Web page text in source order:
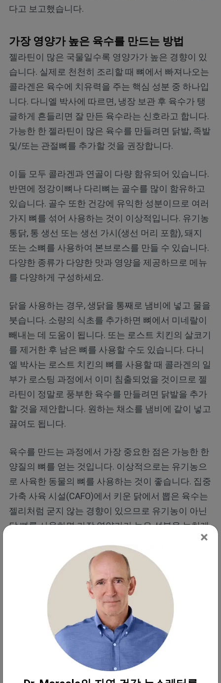
다고 보고했습니다.
가장 영양가 높은 육수를 만드는 방법
젤라틴이 많은 국물일수록 영양가가 높은 경향이 있
습니다. 실제로 천천히 조리할 때 뼈에서 빠져나오는
콜라겐은 육수에 치유력을 주는 핵심 성분 중 하나입
니다. 다니엘 박사에 따르면, 냉장 보관 후 육수가 탱
글하게 흔들리면 잘 만든 육수라는 신호라고 합니다.
가능한 한 젤라틴이 많은 육수를 만들려면 닭발, 족발
및/또는 관절뼈를 추가할 것을 권장합니다.
이들 모두 콜라겐과 연골이 다량 함유되어 있습니다.
반면에 정강이뼈나 다리뼈는 골수를 많이 함유하고
있습니다. 골수 또한 건강에 유익한 성분이므로 여러
가지 뼈를 섞어 사용하는 것이 이상적입니다. 유기농
통닭, 통 생선 또는 생선 가시(생선 머리 포함), 돼지
또는 소뼈를 사용하여 본브로스를 만들 수 있습니다.
다양한 종류가 다양한 맛과 영양을 제공하므로 메뉴
를 다양하게 구성하세요.
닭을 사용하는 경우, 생닭을 통째로 냄비에 넣고 물을
붓습니다. 소량의 식초를 추가하면 뼈에서 미네랄이
빼내는 데 도움이 됩니다. 또는 로스트 치킨의 살코기
를 제거한 후 남은 뼈를 사용할 수도 있습니다. 다니
엘 박사는 로스트 치킨의 뼈를 사용할 때 콜라겐의 일
부가 로스팅 과정에서 이미 침출되었을 것이므로 젤
라틴이 정말로 풍부한 육수를 만들려면 닭발을 추가
할 것을 제안합니다. 원하는 채소를 냄비에 같이 넣고
끓여도 됩니다.
육수를 만드는 과정에서 가장 중요한 점은 가능한 한
양질의 뼈를 얻는 것입니다. 이상적으로는 유기농으
로 사육한 동물의 뼈를 사용하는 것이 좋습니다. 집중
가축 사육 시설(CAFO)에서 키운 닭에서 뽑은 육수는
젤리처럼 굳지 않는 경향이 있으므로 유기농이 아닌
닭 뼈를 사용하면 가장 영양가가 높은 성분을 놓치게
주변에서 유기농 뼈를 구할 수 없다면 주문해야 할 수
도 있습니다. (미국의 경우) 가까운 웨스턴 프라이스
지부장에게 문의하시면 현지 공급처를 안내해 드릴
지역 농산물 직거래 장터에서 농부들과 직접 거래할
수도 있습니다. 많은 소규모 농부들은 유기농 인증을
받는 데 상당한 비용이 들기 때문에 USDA 유기농 인
×